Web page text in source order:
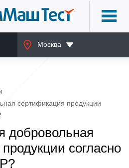
Москва
сертификация продукции
добровольная
согласно